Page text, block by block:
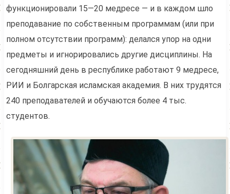
функционировали 15—20 медресе — и в каждом шло
преподавание по собственным программам (или при
полном отсутствии программ): делался упор на одни
предметы и игнорировались другие дисциплины. На
сегодняшний день в республике работают 9 медресе,
РИИ и Болгарская исламская академия. В них трудятся
240 преподавателей и обучаются более 4 тыс.
студентов.